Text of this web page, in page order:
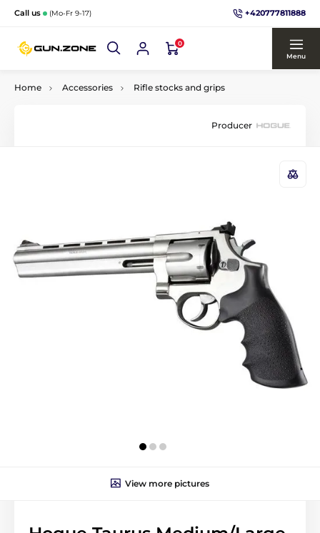
Call us (Mo-Fr 9-17) +420777811888
0
Menu
Home Accessories Rifle stocks and grips
Producer
View more pictures